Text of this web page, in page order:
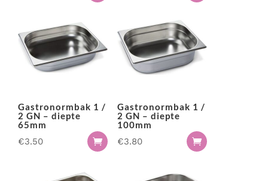
Gastronormbak 1 /
2 GN – diepte
65mm
€3.50 
Gastronormbak 1 /
2 GN – diepte
100mm
€3.80 